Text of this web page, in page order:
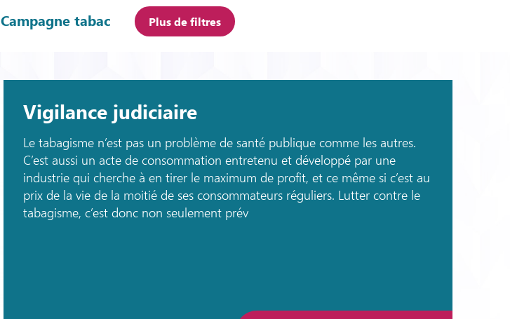
Campagne tabac Plus de filtres
Vigilance judiciaire
Le tabagisme n’est pas un problème de santé publique comme les autres.
C’est aussi un acte de consommation entretenu et développé par une
industrie qui cherche à en tirer le maximum de profit, et ce même si c’est au
prix de la vie de la moitié de ses consommateurs réguliers. Lutter contre le
tabagisme, c’est donc non seulement prév